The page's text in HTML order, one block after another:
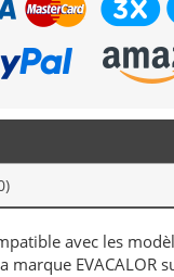
avec les
marque EVACALOR